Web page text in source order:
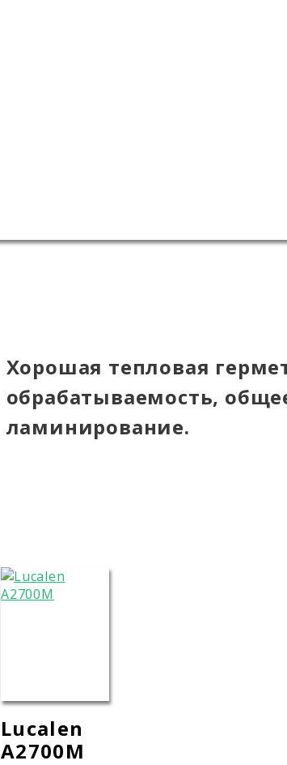
Хорошая тепловая
обрабатываемость,
ламинирование.
Lucalen
A2700M